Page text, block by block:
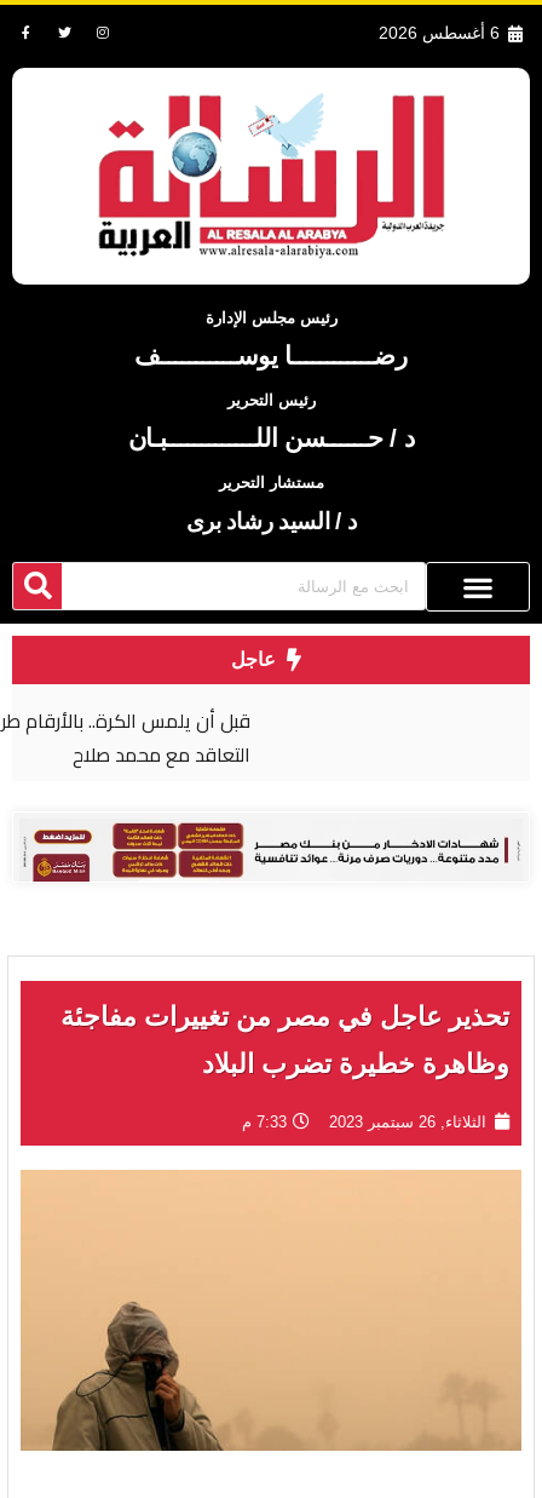
6 أغسطس 2026
رئيس مجلس الإدارة
رضــــــــــــا يوســـــــــــف
رئيس التحرير
د / حــــــسن اللـــــــــــــبـان
مستشار التحرير
د / السيد رشاد برى
عاجل
قبل أن يلمس الكرة.. بالأرقام طرابزون يحصد ثمار
تحذير عاجل في مصر من تغييرات مفاجئة
وظاهرة خطيرة تضرب البلاد
الثلاثاء, 26 سبتمبر 2023 7:33 م